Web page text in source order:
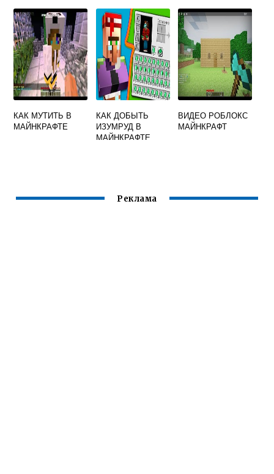
КАК МУТИТЬ В
МАЙНКРАФТЕ
КАК ДОБЫТЬ
ИЗУМРУД В
МАЙНКРАФТЕ
ВИДЕО РОБЛОКС
МАЙНКРАФТ
Реклама